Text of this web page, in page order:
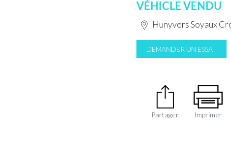
VÉHICLE VENDU
Hunyvers Soyaux
DEMANDER UN ESSAI
Partager Imprimer